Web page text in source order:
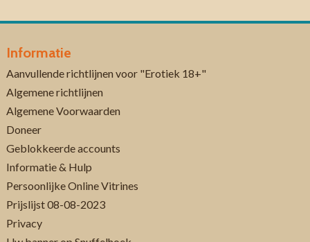
Informatie
Aanvullende richtlijnen voor "Erotiek 18+"
Algemene richtlijnen
Algemene Voorwaarden
Doneer
Geblokkeerde accounts
Informatie & Hulp
Persoonlijke Online Vitrines
Prijslijst 08-08-2023
Privacy